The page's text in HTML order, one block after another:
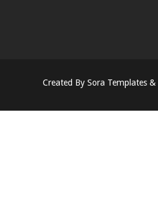
Created By Sora Templates &